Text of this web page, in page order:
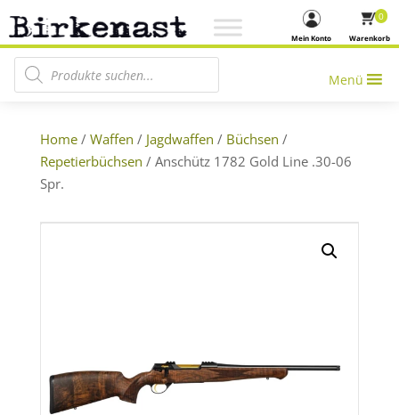
Warenkorb
0
Mein Konto
Products search
Menü
Home/ Waffen / Jagdwaffen / Büchsen /
Repetierbüchsen / Anschütz 1782 Gold Line .30-06
Spr.